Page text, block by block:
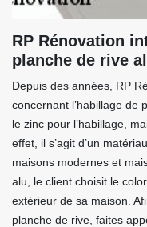
RP Rénovation
planche de rive
Depuis des années, RP
concernant l’habillage de
le zinc pour l’habillage,
effet, il s’agit d’un
maisons modernes et
alu, le client choisit le
extérieur de sa maison.
planche de rive, faites